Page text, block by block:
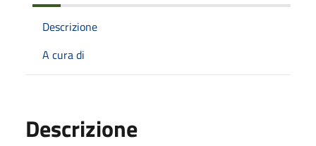
Descrizione
A cura di
Descrizione